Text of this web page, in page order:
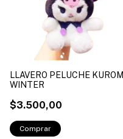
LLAVERO PELUCHE KUROMI
WINTER
$3.500,00